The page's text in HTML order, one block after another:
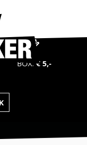
BOX: € 5,-